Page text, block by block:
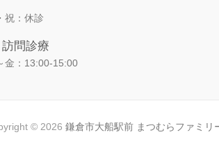
祝：休診
訪問診療
金：13:00-15:00
© 2026 鎌倉市大船駅前 まつむらファミリ